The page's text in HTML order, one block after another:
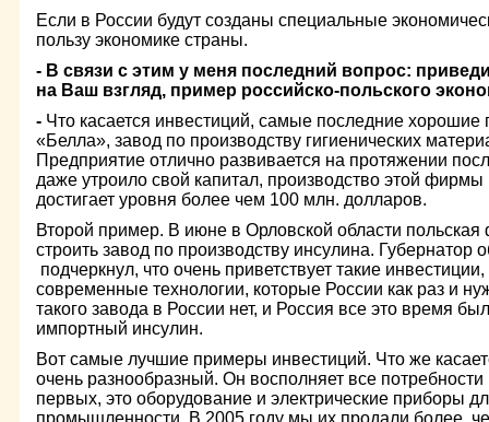
Если в России будут созданы специальные
пользу экономике страны.
- В связи с этим у меня последний вопрос:
на Ваш взгляд, пример российско-польского
- Что касается инвестиций, самые последние
«Белла», завод по производству гигиенических
Предприятие отлично развивается на протяжении
даже утроило свой капитал, производство этой
достигает уровня более чем 100 млн. долларов.
Второй пример. В июне в Орловской области
строить завод по производству инсулина. Губернатор
подчеркнул, что очень приветствует такие
современные технологии, которые России как раз и
такого завода в России нет, и Россия все это время
импортный инсулин.
Вот самые лучшие примеры инвестиций. Что же
очень разнообразный. Он восполняет все
первых, это оборудование и электрические приборы
промышленности. В 2005 году мы их продали более,